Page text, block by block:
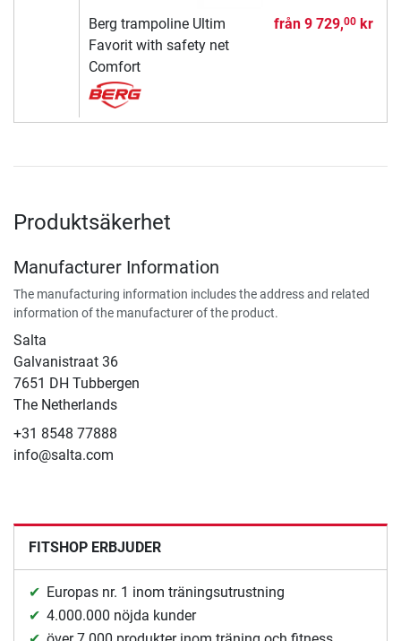
Berg trampoline Ultim
Favorit with safety net
Comfort
från 9 729,00kr
Produktsäkerhet
Manufacturer Information
The manufacturing information includes the address and related
information of the manufacturer of the product.
Salta
Galvanistraat 36
7651 DH Tubbergen
The Netherlands
+31 8548 77888
info@salta.com
FITSHOP ERBJUDER
Europas nr. 1 inom träningsutrustning
4.000.000 nöjda kunder